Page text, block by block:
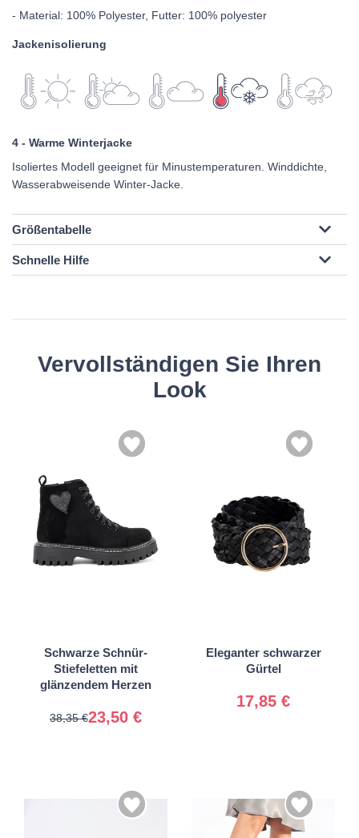
- Material: 100% Polyester, Futter: 100% polyester
Jackenisolierung
4 - Warme Winterjacke
Isoliertes Modell geeignet für Minustemperaturen. Winddichte,
Wasserabweisende Winter-Jacke.
Größentabelle
Schnelle Hilfe
Vervollständigen Sie Ihren
Look
Schwarze Schnür-
Stiefeletten mit
glänzendem Herzen
23,50 €
38,35 €
40 41
Eleganter schwarzer
Gürtel
17,85 €